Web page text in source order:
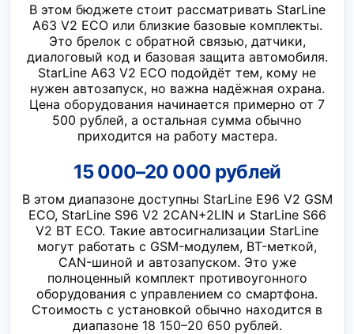
В этом бюджете стоит рассматривать StarLine
A63 V2 ECO или близкие базовые комплекты.
Это брелок с обратной связью, датчики,
диалоговый код и базовая защита автомобиля.
StarLine A63 V2 ECO подойдёт тем, кому не
нужен автозапуск, но важна надёжная охрана.
Цена оборудования начинается примерно от 7
500 рублей, а остальная сумма обычно
приходится на работу мастера.
15 000–20 000 рублей
В этом диапазоне доступны StarLine E96 V2 GSM
ECO, StarLine S96 V2 2CAN+2LIN и StarLine S66
V2 BT ECO. Такие автосигнализации StarLine
могут работать с GSM-модулем, BT-меткой,
CAN-шиной и автозапуском. Это уже
полноценный комплект противоугонного
оборудования с управлением со смартфона.
Стоимость с установкой обычно находится в
диапазоне 18 150–20 650 рублей.